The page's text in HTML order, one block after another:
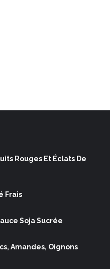
Rouges Et Éclats De
Frais
Soja Sucrée
Amandes, Oignons